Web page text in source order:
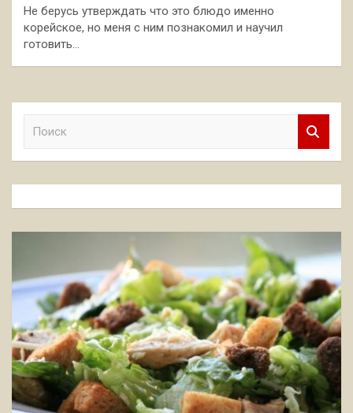
Не берусь утверждать что это блюдо именно
корейское, но меня с ним познакомил и научил
готовить…
к